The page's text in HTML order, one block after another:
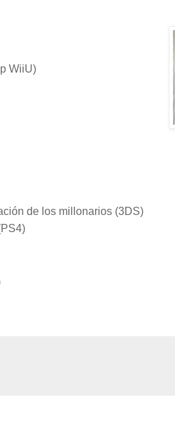
WiiU)
de los millonarios (3DS)